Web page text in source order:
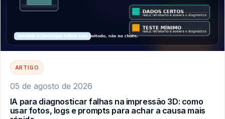
ARTIGO
05 de agosto de 2026
IA para diagnosticar falhas na impressão 3D: como
usar fotos, logs e prompts para achar a causa mais